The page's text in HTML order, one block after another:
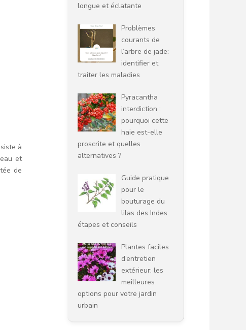
à
et
de
longue et éclatante
Problèmes
courants de
l’arbre de jade:
identifier et
traiter les maladies
Pyracantha
interdiction :
pourquoi cette
haie est-elle
proscrite et quelles
alternatives ?
Guide pratique
pour le
bouturage du
lilas des Indes:
étapes et conseils
Plantes faciles
d’entretien
extérieur: les
meilleures
options pour votre jardin
urbain